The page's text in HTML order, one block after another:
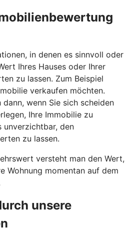
in denen es sinnvoll oder
Ihres Hauses oder Ihrer
zu lassen. Zum Beispiel
verkaufen möchten.
wenn Sie sich scheiden
Ihre Immobilie zu
unverzichtbar, den
zu lassen.
versteht man den Wert,
Wohnung momentan auf dem
unsere